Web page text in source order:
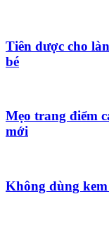
Tiên dược cho
bé
Mẹo trang điểm
mới
Không dùng